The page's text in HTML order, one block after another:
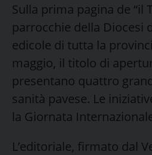
Sulla prima pagina de “il
parrocchie della Diocesi
edicole di tutta la
maggio, il titolo di
presentano quattro
sanità pavese. Le
la Giornata
L’editoriale, firmato dal